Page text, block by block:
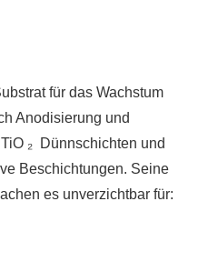
für das Wachstum
Anodisierung und
₂ Dünnschichten und
Beschichtungen. Seine
es unverzichtbar für: